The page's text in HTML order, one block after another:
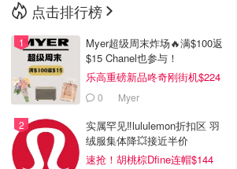
点击排行榜
Myer超级周末炸场🔥满$100返
$15 Chanel也参与！
乐高重磅新品咚奇刚街机$224
0 Myer
实属罕见‼️lululemon折扣区 羽
绒服集体降💥接近半价
速抢！胡桃棕Dfine连帽$144